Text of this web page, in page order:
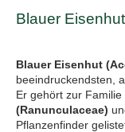
Blauer
Blauer Eisenhut
beeindruckendsten,
Er gehört zur Familie
(Ranunculaceae)
Pflanzenfinder